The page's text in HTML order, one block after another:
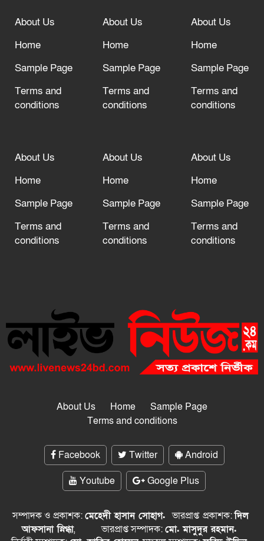
দরজা খোলা রেখেছেন
About Us
Home
Sample Page
Terms and
conditions
About Us
Home
Sample Page
Terms and
conditions
About Us
Home
Sample Page
Terms and
conditions
About Us
Home
Sample Page
Terms and
conditions
About Us
Home
Sample Page
Terms and
conditions
About Us
Home
Sample Page
Terms and
conditions
About Us Home
Sample Page
Terms and conditions
Facebook Twitter
Android
Youtube
Google Plus
সম্পাদক ও প্রকাশক:মেহেদী হাসান সোহাগ.ভারপ্রাপ্ত প্রকাশক:দিল
আফসানা স্নিগ্ধা, ভারপ্রাপ্ত সম্পাদক:মো. মাসুদুর রহমান.